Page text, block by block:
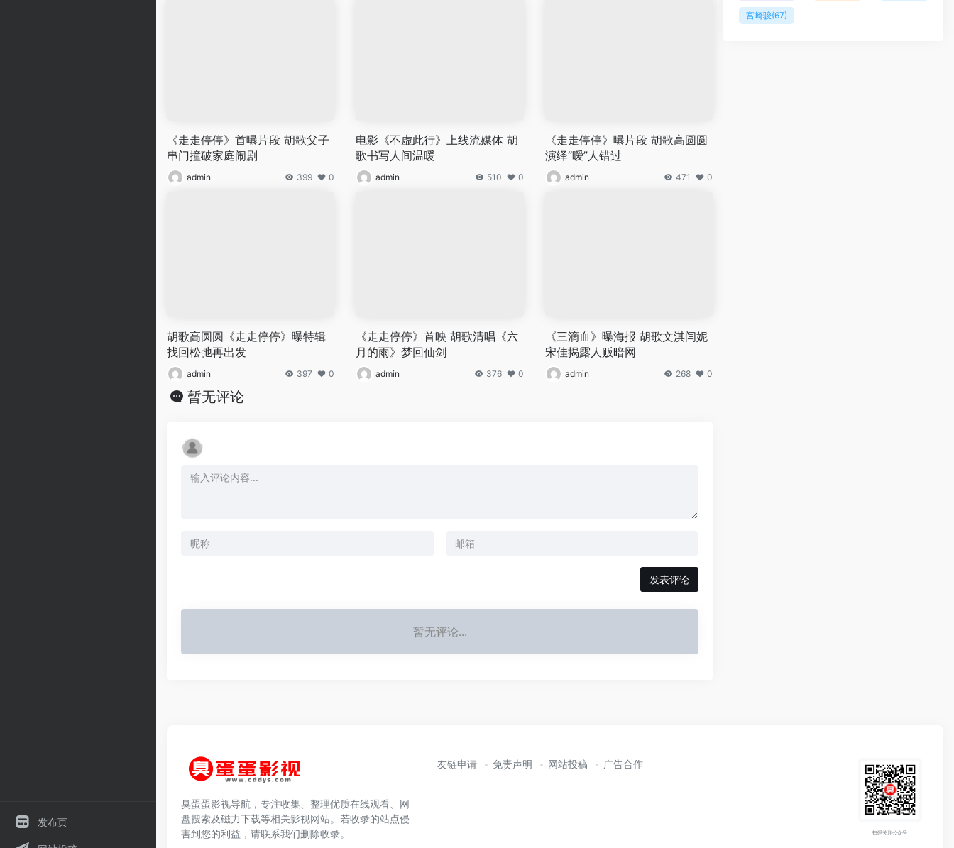
发布页
《走走停停》首曝片段 胡歌父子
串门撞破家庭闹剧
admin 399 0
电影《不虚此行》上线流媒体 胡
歌书写人间温暖
admin 510 0
《走走停停》曝片段 胡歌高圆圆
演绎“暧”人错过
admin 471 0
胡歌高圆圆《走走停停》曝特辑
找回松弛再出发
admin 397 0
《走走停停》首映 胡歌清唱《六
月的雨》梦回仙剑
admin 376 0
《三滴血》曝海报 胡歌文淇闫妮
宋佳揭露人贩暗网
admin 268 0
暂无评论
发表评论
暂无评论...
宫崎骏(67)
臭蛋蛋影视导航，专注收集、整理优质在线观看、网
盘搜索及磁力下载等相关影视网站。若收录的站点侵
害到您的利益，请联系我们删除收录。
友链申请 免责声明 网站投稿 广告合作
扫码关注公众号